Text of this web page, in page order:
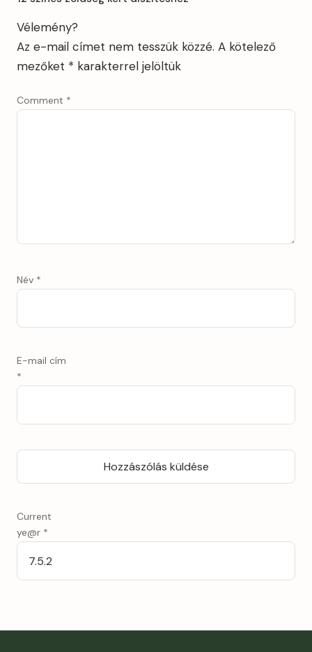
Vélemény?
Az e-mail címet nem tesszük közzé. A kötelező
mezőket * karakterrel jelöltük
Comment *
Név *
E-mail cím
*
Current
ye@r *